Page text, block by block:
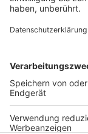
3
4
Three
Boulevard 5,
5
Anzeige
Anzeige